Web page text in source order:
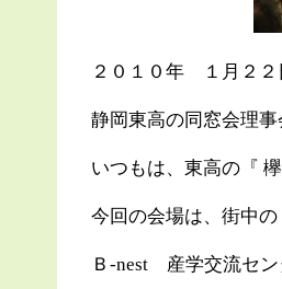
２０１０年 １月２２
静岡東高の同窓会理事
いつもは、東高の『
今回の会場は、街中の
Ｂ-nest 産学交流セ